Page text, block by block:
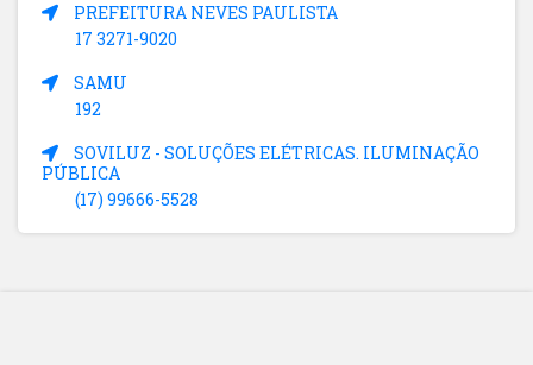
PREFEITURA NEVES PAULISTA
17 3271-9020
SAMU
192
SOVILUZ - SOLUÇÕES ELÉTRICAS. ILUMINAÇÃO
PÚBLICA
(17) 99666-5528